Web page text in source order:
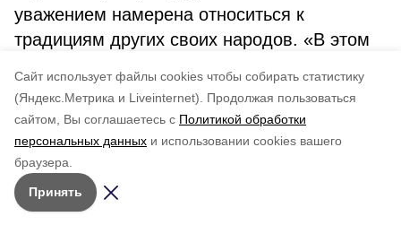
Cайт использует файлы cookies чтобы собирать статистику
(Яндекс.Метрика и Liveinternet).
Продолжая пользоваться
сайтом, Вы соглашаетесь с Политикой обработки
персональных данных и использовании cookies вашего
браузера.
Принять
уважением намерена относиться к
традициям других своих народов. «В этом
глава государства.
по оценке
5